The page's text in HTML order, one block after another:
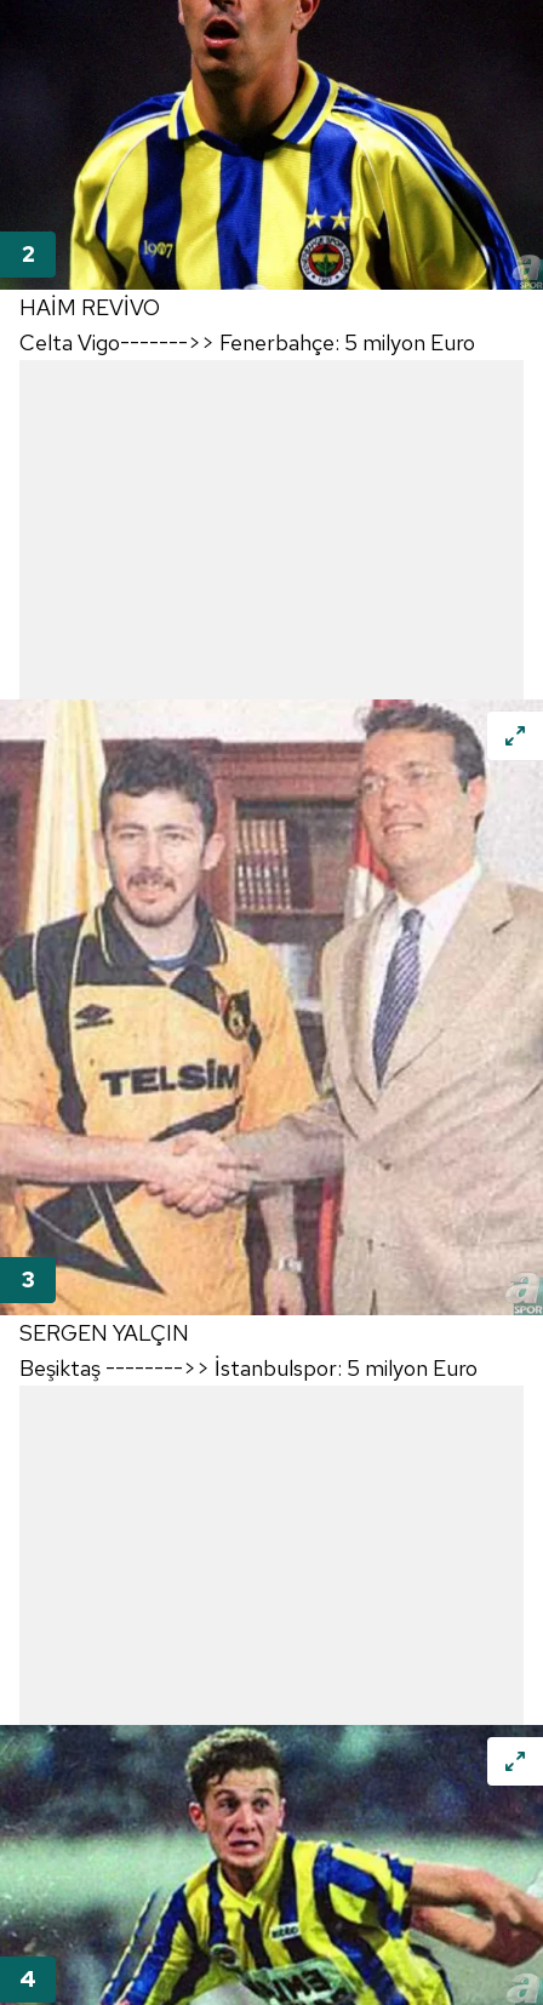
HAİM REVİVO
Celta Vigo------->> Fenerbahçe: 5 milyon Euro
SERGEN YALÇIN
Beşiktaş -------->> İstanbulspor: 5 milyon Euro